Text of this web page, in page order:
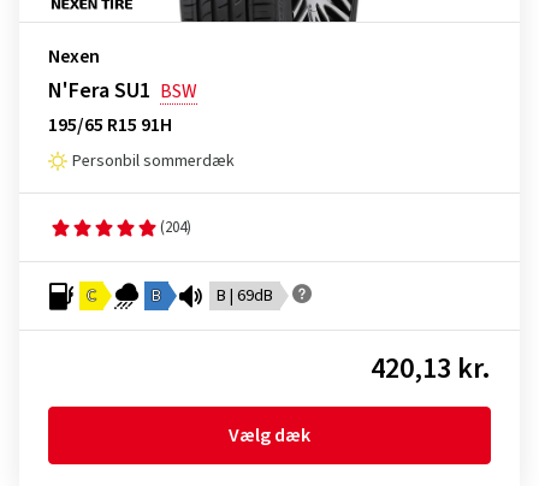
Nexen
N'Fera SU1 BSW
195/65 R15 91H
Personbil sommerdæk
(204)
C B B | 69dB
420,13 kr.
Vælg dæk